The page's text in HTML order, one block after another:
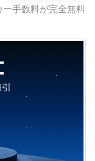
ー手数料が完全無料